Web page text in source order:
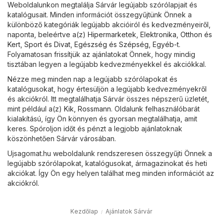
Weboldalunkon megtalálja Sárvár legújabb szórólapjait és
katalógusait. Minden információt összegyűjtünk Önnek a
különböző kategóriák legújabb akcióiról és kedvezményeiről,
naponta, beleértve a(z) Hipermarketek Elektronika Otthon és
Kert Sport és Divat Egészség és Szépség Egyéb-t.
Folyamatosan frissítjük az ajánlatokat Önnek, hogy mindig
tisztában legyen a legújabb kedvezményekkel és akciókkal.
Nézze meg minden nap a legújabb szórólapokat és
katalógusokat, hogy értesüljön a legújabb kedvezményekről
és akciókról. Itt megtalálhatja Sárvár összes népszerű üzletét,
mint például a(z) Kik Rossmann. Oldalunk felhasználóbarát
kialakítású, így Ön könnyen és gyorsan megtalálhatja, amit
keres. Spóroljon időt és pénzt a legjobb ajánlatoknak
köszönhetően Sárvár városában.
Ujsagomat.hu weboldalunk rendszeresen összegyűjti Önnek a
legújabb szórólapokat, katalógusokat, ármagazinokat és heti
akciókat. Így Ön egy helyen találhat meg minden információt az
akciókról.
Kezdőlap Ajánlatok Sárvár